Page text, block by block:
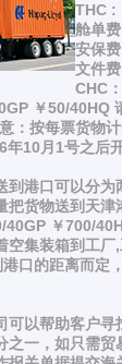
THC :
舱单
安保
文件
CHC
￥50/40HQ
：按每票货物
10月1号之后
港口可以分为
货物送到天
￥700/
集装箱到工厂
口的距离而定
以帮助客户
一，如只需贸